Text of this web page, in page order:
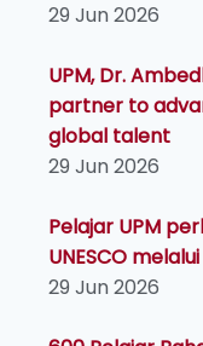
29 Jun 2026
UPM, Dr.
partner to
global talent
29 Jun 2026
Pelajar UPM
UNESCO
29 Jun 2026